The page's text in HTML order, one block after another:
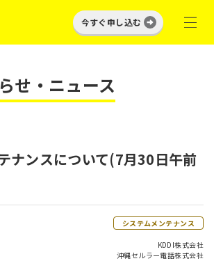
今すぐ申し込む
せ・ニュース
ナンスについて(7月30日午前
システムメンテナンス
KDDI株式会社
沖縄セルラー電話株式会社